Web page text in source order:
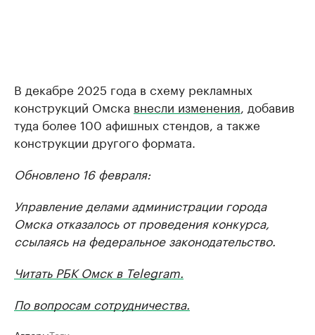
В декабре 2025 года в схему рекламных
конструкций Омска внесли изменения, добавив
туда более 100 афишных стендов, а также
конструкции другого формата.
Обновлено 16 февраля:
Управление делами администрации города
Омска отказалось от проведения конкурса,
ссылаясь на федеральное законодательство.
Читать РБК Омск в Telegram.
По вопросам сотрудничества.